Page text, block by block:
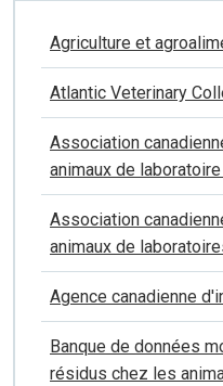
Agriculture et
Atlantic Veterinary
Association
animaux de
Association
animaux de
Agence canadienne
Banque de données
résidus chez les